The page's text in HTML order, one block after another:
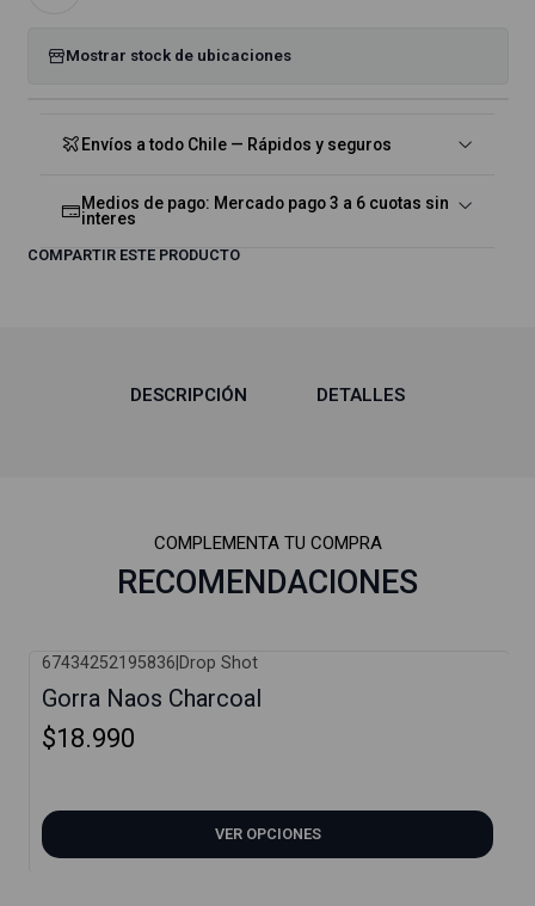
Mostrar stock de ubicaciones
Envíos a todo Chile — Rápidos y seguros
Medios de pago: Mercado pago 3 a 6 cuotas sin
interes
COMPARTIR ESTE PRODUCTO
DESCRIPCIÓN DETALLES
COMPLEMENTA TU COMPRA
RECOMENDACIONES
67434252195836 Drop Shot
Gorra Naos Charcoal
$18.990
VER OPCIONES